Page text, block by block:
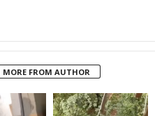
MORE FROM AUTHOR